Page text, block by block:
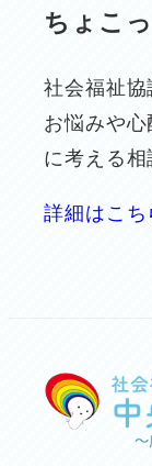
ちょこ
社会福祉
お悩みや
に考える相
詳細はこち